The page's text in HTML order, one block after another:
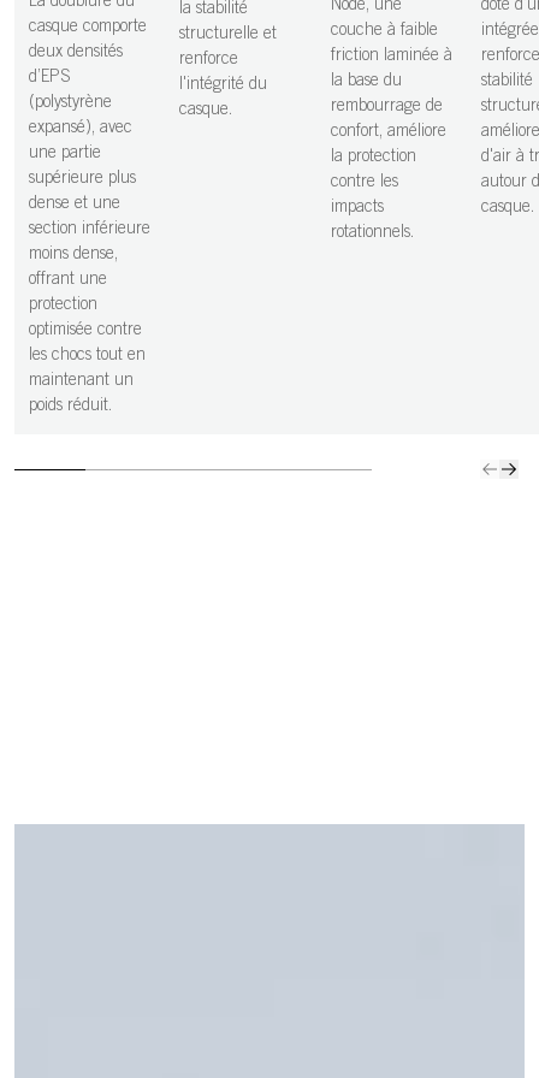
protection
optimisée
casque comporte
deux densités
d’EPS
(polystyrène
expansé), avec
une partie
supérieure plus
dense et une
section inférieure
moins dense,
offrant une
protection
optimisée contre
les chocs tout en
maintenant un
poids réduit.
la stabilité
structurelle et
renforce
l'intégrité du
casque.
Node, une
couche à faible
friction laminée à
la base du
rembourrage de
confort, améliore
la protection
contre les
impacts
rotationnels.
doté
stabilité
d'air à
autour
casque.